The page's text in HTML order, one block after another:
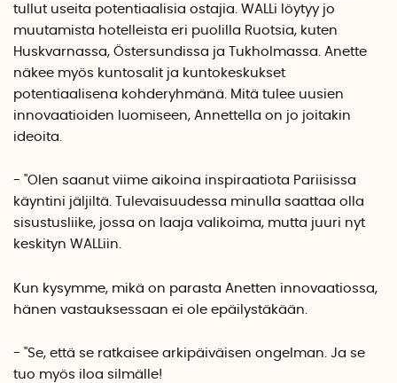
tullut useita potentiaalisia ostajia. WALLi löytyy jo
muutamista hotelleista eri puolilla Ruotsia, kuten
Huskvarnassa, Östersundissa ja Tukholmassa. Anette
näkee myös kuntosalit ja kuntokeskukset
potentiaalisena kohderyhmänä. Mitä tulee uusien
innovaatioiden luomiseen, Annettella on jo joitakin
ideoita.
- "Olen saanut viime aikoina inspiraatiota Pariisissa
käyntini jäljiltä. Tulevaisuudessa minulla saattaa olla
sisustusliike, jossa on laaja valikoima, mutta juuri nyt
keskityn WALLiin.
Kun kysymme, mikä on parasta Anetten innovaatiossa,
hänen vastauksessaan ei ole epäilystäkään.
- "Se, että se ratkaisee arkipäiväisen ongelman. Ja se
tuo myös iloa silmälle!